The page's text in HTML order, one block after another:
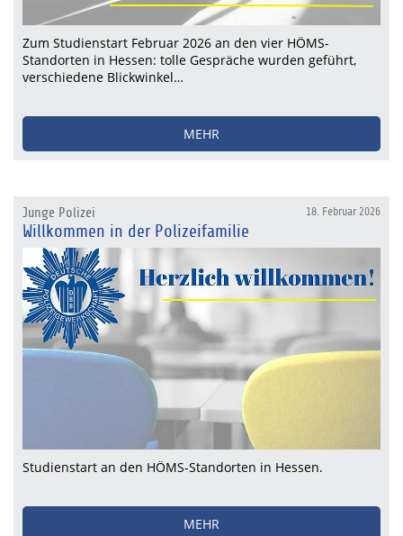
Zum Studienstart Februar 2026 an den vier HÖMS-
Standorten in Hessen: tolle Gespräche wurden geführt,
verschiedene Blickwinkel…
MEHR
18. Februar 2026
Junge Polizei
Willkommen in der Polizeifamilie
Studienstart an den HÖMS-Standorten in Hessen.
MEHR